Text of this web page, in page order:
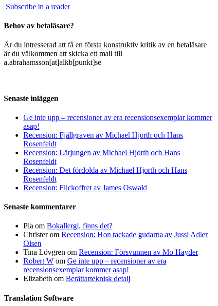
Subscribe in a reader
Behov av betaläsare?
Är du intresserad att få en första konstruktiv kritik av en betaläsare
är du välkommen att skicka ett mail till
a.abrahamsson[at]alkb[punkt]se
Senaste inläggen
Ge inte upp – recensioner av era recensionsexemplar kommer
asap!
Recension: Fjällgraven av Michael Hjorth och Hans
Rosenfeldt
Recension: Lärjungen av Michael Hjorth och Hans
Rosenfeldt
Recension: Det fördolda av Michael Hjorth och Hans
Rosenfeldt
Recension: Flickoffret av James Oswald
Senaste kommentarer
Pia om Bokallergi, finns det?
Christerom Recension: Hon tackade gudarna av Jussi Adler
Olsen
Tina Lövgren om Recension: Försvunnen av Mo Hayder
Robert W om Ge inte upp – recensioner av era
recensionsexemplar kommer asap!
Elizabeth om Berättarteknisk detalj
Translation Software